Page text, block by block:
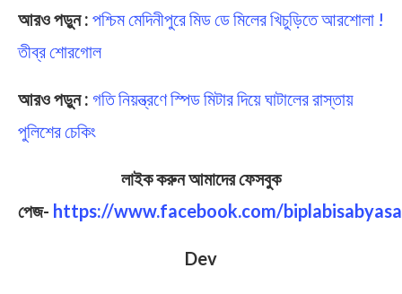
আরও পড়ুন : পশ্চিম মেদিনীপুরে মিড ডে মিলের খিচুড়িতে আরশোলা !
তীব্র শোরগোল
আরও পড়ুন : গতি নিয়ন্ত্রণে স্পিড মিটার দিয়ে ঘাটালের রাস্তায়
পুলিশের চেকিং
লাইক করুন আমাদের ফেসবুক
পেজ- https://www.facebook.com/
Dev